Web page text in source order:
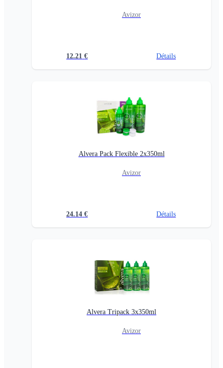
Avizor
12.21 € Détails
Alvera Pack Flexible 2x350ml
Avizor
24.14 € Détails
Alvera Tripack 3x350ml
Avizor